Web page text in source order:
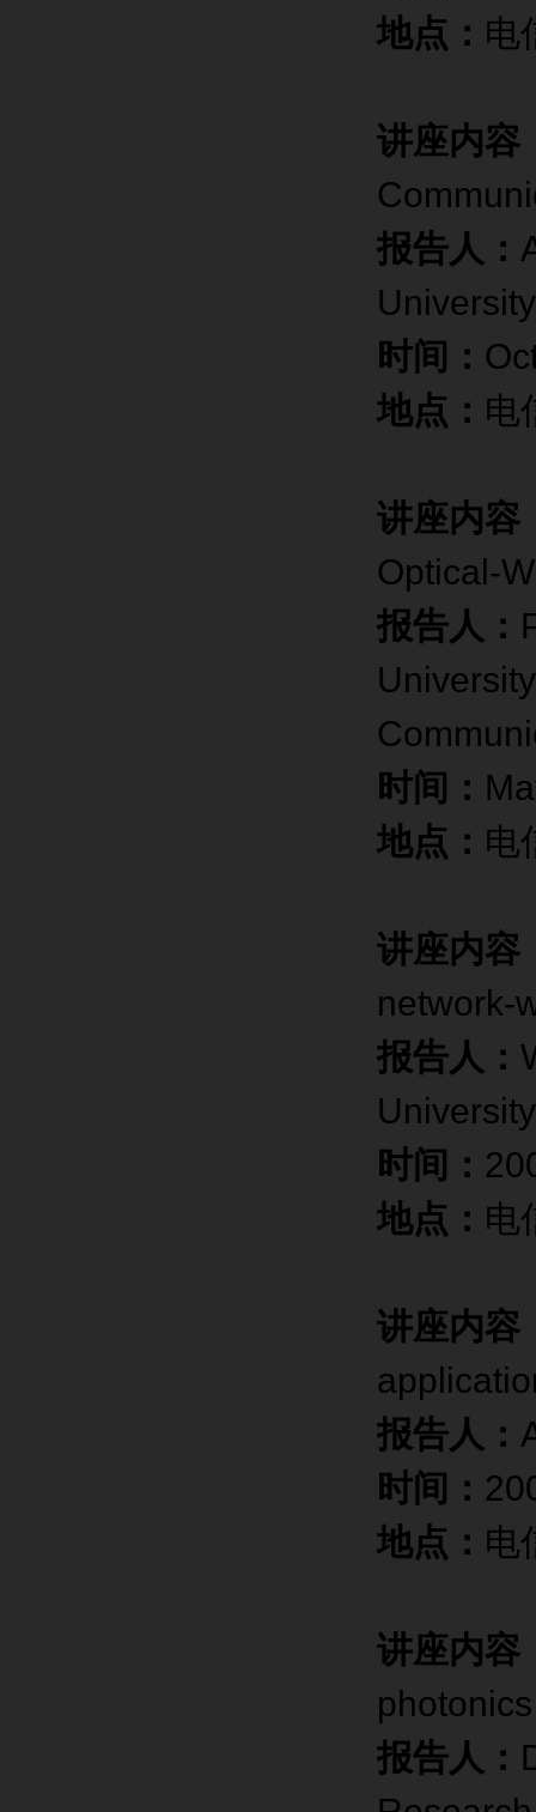
地点： 电
讲座内容
报告人：
时间：
地点： 电
讲座内容
Optical-
报告人：
时间：
地点： 电
讲座内容
network-
报告人：
时间：
地点： 电
讲座内容
报告人：
时间：
地点： 电
讲座内容
photonics
报告人：